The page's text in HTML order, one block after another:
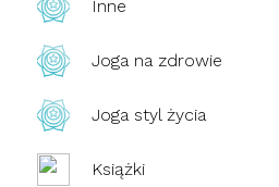
Inne
Joga na zdrowie
Joga styl życia
Książki